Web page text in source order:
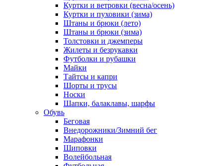
Куртки и ветровки (весна/осень)
Куртки и пуховики (зима)
Штаны и брюки (лето)
Штаны и брюки (зима)
Толстовки и джемперы
Жилеты и безрукавки
Футболки и рубашки
Майки
Тайтсы и капри
Шорты и трусы
Носки
Шапки, балаклавы, шарфы
Обувь
Беговая
Внедорожники/Зимний бег
Марафонки
Шиповки
Волейбольная